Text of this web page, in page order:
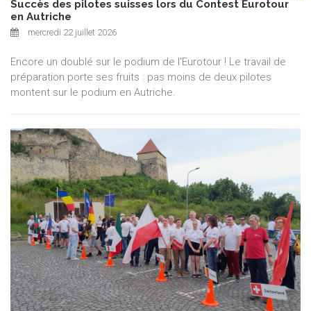
Succès des pilotes suisses lors du Contest Eurotour
en Autriche
mercredi 22 juillet 2026
Encore un doublé sur le podium de l'Eurotour ! Le travail de
préparation porte ses fruits : pas moins de deux pilotes
montent sur le podium en Autriche.